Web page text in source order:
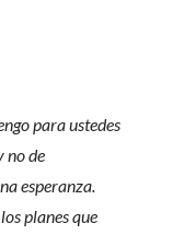
para ustedes
no de
esperanza.
planes que